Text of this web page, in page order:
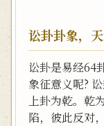
讼卦卦象，
讼卦是易经64
象征意义呢?
上卦为乾。乾
陷，彼此反对